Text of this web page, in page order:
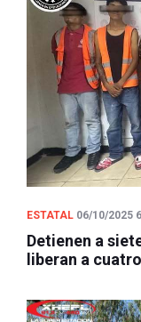
ESTATAL 06/10/2025
Detienen a
liberan a